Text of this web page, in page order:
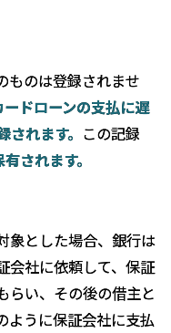
ものは登録されませ
ドローンの支払に遅
れます。 この記録
されます。
象とした場合、銀行は
会社に依頼して、保証
らい、その後の借主と
ように保証会社に支払